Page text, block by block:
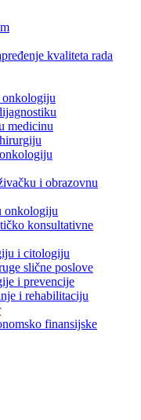
kvaliteta rada
medicinu
i obrazovnu
onkologiju
konsultativne
i citologiju
slične poslove
i prevencije
i rehabilitaciju
finansijske